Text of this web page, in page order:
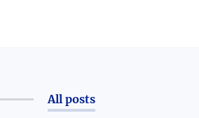
All posts